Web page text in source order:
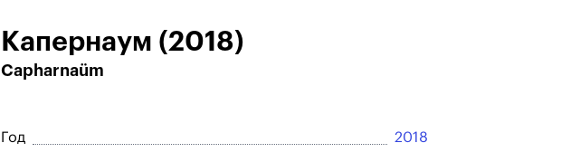
Капернаум (2018)
Capharnaüm
Год 2018